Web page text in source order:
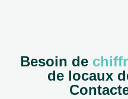
Besoin de
de locaux